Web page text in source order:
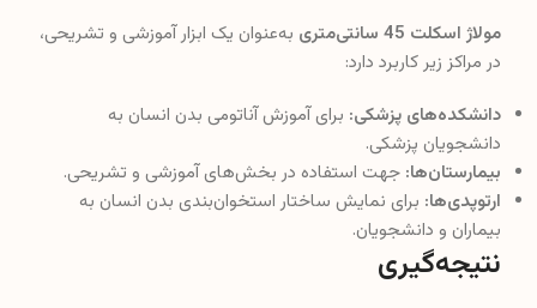
مولاژ اسکلت 45 سانتی‌متری
به‌عنوان یک ابزار آموزشی و تشریحی،
در مراکز زیر کاربرد دارد:
دانشکده‌های پزشکی: برای آموزش آناتومی بدن انسان به
دانشجویان پزشکی.
بیمارستان‌ها: جهت استفاده در بخش‌های آموزشی و تشریحی.
ارتوپدی‌ها: برای نمایش ساختار استخوان‌بندی بدن انسان به
بیماران و دانشجویان.
نتیجه‌گیری